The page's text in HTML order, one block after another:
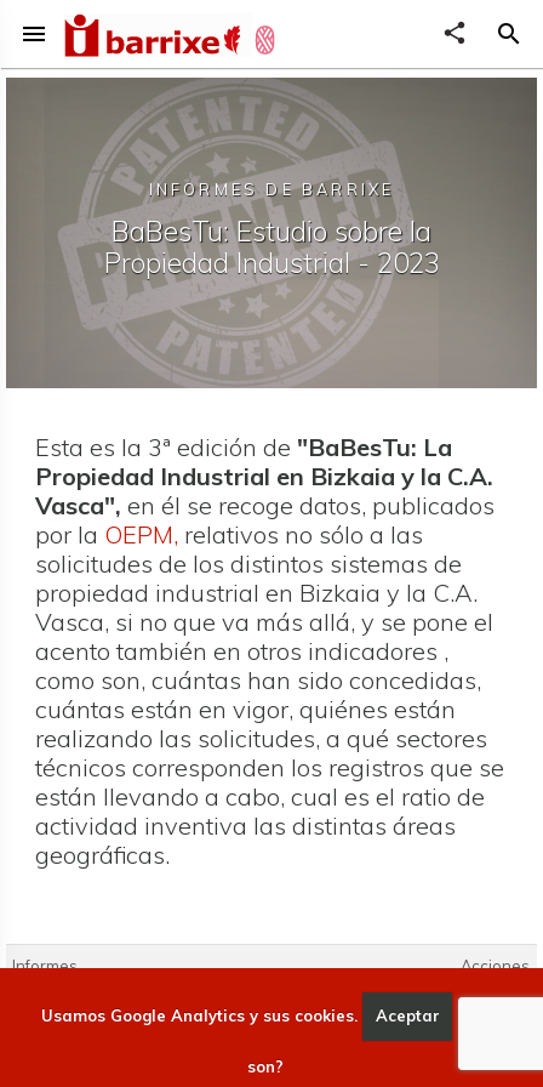
menu share search
INFORMES DE BARRIXE
BaBesTu: Estudio sobre la
Propiedad Industrial - 2023
Esta es la 3ª edición de "BaBesTu: La
Propiedad Industrial en Bizkaia y la C.A.
Vasca", en él se recoge datos, publicados
por la OEPM, relativos no sólo a las
solicitudes de los distintos sistemas de
propiedad industrial en Bizkaia y la C.A.
Vasca, si no que va más allá, y se pone el
acento también en otros indicadores ,
como son, cuántas han sido concedidas,
cuántas están en vigor, quiénes están
realizando las solicitudes, a qué sectores
técnicos corresponden los registros que se
están llevando a cabo, cual es el ratio de
actividad inventiva las distintas áreas
geográficas.
Informes Acciones
babestu estudio sobre la propiedad industrial
babestu estudio sobre la propiedad industrial
Usamos Google Analytics y sus cookies. Aceptar
son?